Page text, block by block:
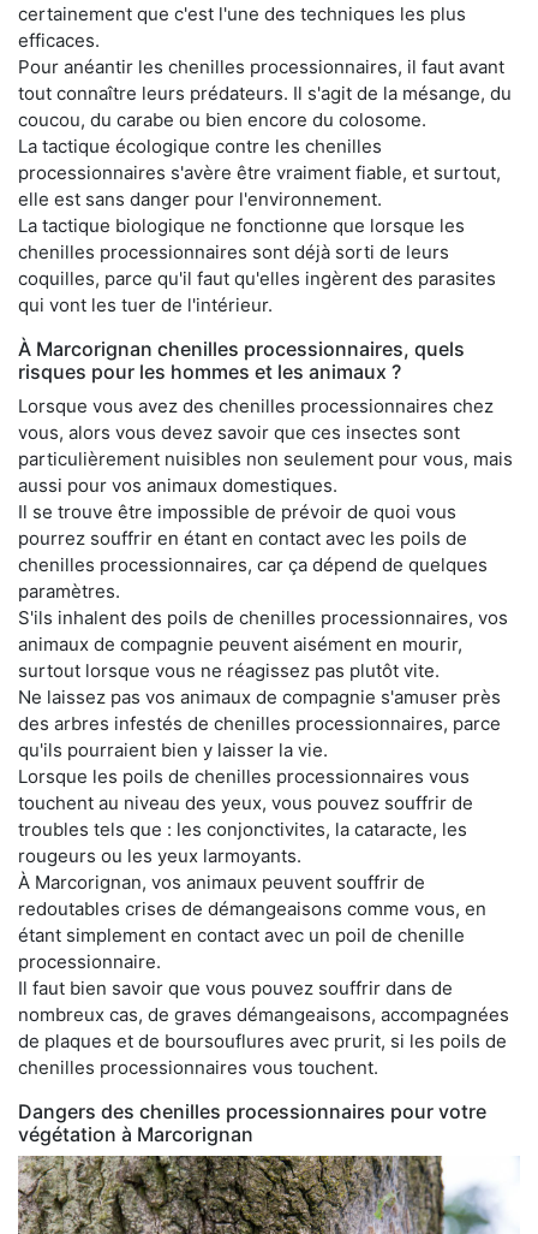
certainement que c'est l'une des techniques les plus
efficaces.
Pour anéantir les chenilles processionnaires, il faut avant
tout connaître leurs prédateurs. Il s'agit de la mésange, du
coucou, du carabe ou bien encore du colosome.
La tactique écologique contre les chenilles
processionnaires s'avère être vraiment fiable, et surtout,
elle est sans danger pour l'environnement.
La tactique biologique ne fonctionne que lorsque les
chenilles processionnaires sont déjà sorti de leurs
coquilles, parce qu'il faut qu'elles ingèrent des parasites
qui vont les tuer de l'intérieur.
À Marcorignan chenilles processionnaires, quels
risques pour les hommes et les animaux ?
Lorsque vous avez des chenilles processionnaires chez
vous, alors vous devez savoir que ces insectes sont
particulièrement nuisibles non seulement pour vous, mais
aussi pour vos animaux domestiques.
Il se trouve être impossible de prévoir de quoi vous
pourrez souffrir en étant en contact avec les poils de
chenilles processionnaires, car ça dépend de quelques
paramètres.
S'ils inhalent des poils de chenilles processionnaires, vos
animaux de compagnie peuvent aisément en mourir,
surtout lorsque vous ne réagissez pas plutôt vite.
Ne laissez pas vos animaux de compagnie s'amuser près
des arbres infestés de chenilles processionnaires, parce
qu'ils pourraient bien y laisser la vie.
Lorsque les poils de chenilles processionnaires vous
touchent au niveau des yeux, vous pouvez souffrir de
troubles tels que : les conjonctivites, la cataracte, les
rougeurs ou les yeux larmoyants.
À Marcorignan, vos animaux peuvent souffrir de
redoutables crises de démangeaisons comme vous, en
étant simplement en contact avec un poil de chenille
processionnaire.
Il faut bien savoir que vous pouvez souffrir dans de
nombreux cas, de graves démangeaisons, accompagnées
de plaques et de boursouflures avec prurit, si les poils de
chenilles processionnaires vous touchent.
Dangers des chenilles processionnaires pour votre
végétation à Marcorignan